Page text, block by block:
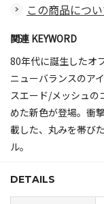
この商品につ
関連 KEYWORD
80年代に誕生したオ
ニューバランスのア
スエード/メッシュの
めた新色が登場。衝
載した、丸みを帯び
ル。
DETAILS